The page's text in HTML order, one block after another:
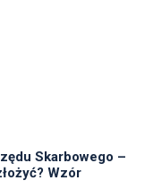
Skarbowego –
Wzór